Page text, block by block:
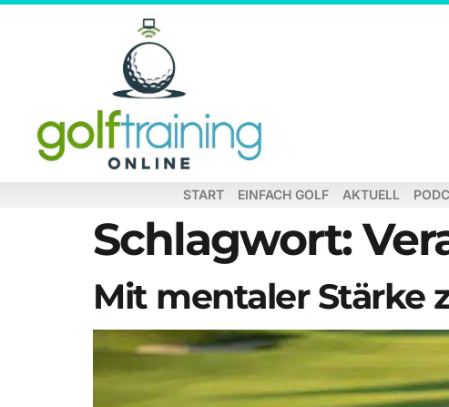
START EINFACH GOLF AKTUELL
Schlagwort:
Mit mentaler Stärke